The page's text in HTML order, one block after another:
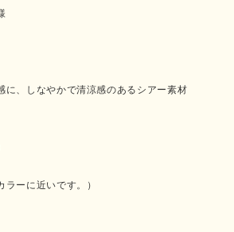
に、しなやかで清涼感のあるシアー素材
ラーに近いです。）